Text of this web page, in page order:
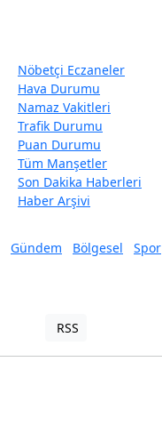
Nöbetçi Eczaneler
Hava Durumu
Namaz Vakitleri
Trafik Durumu
Puan Durumu
Tüm Manşetler
Son Dakika Haberleri
Haber Arşivi
Gündem Bölgesel Spor
RSS